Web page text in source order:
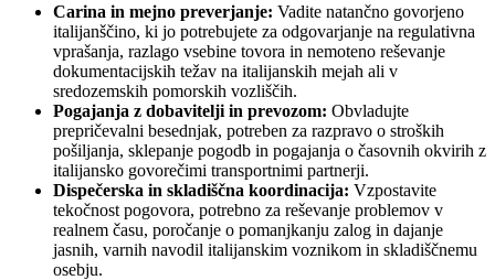
Carina in mejno preverjanje: Vadite natančno govorjeno
italijanščino, ki jo potrebujete za odgovarjanje na regulativna
vprašanja, razlago vsebine tovora in nemoteno reševanje
dokumentacijskih težav na italijanskih mejah ali v
sredozemskih pomorskih vozliščih.
Pogajanja z dobavitelji in prevozom: Obvladujte
prepričevalni besednjak, potreben za razpravo o stroških
pošiljanja, sklepanje pogodb in pogajanja o časovnih okvirih z
italijansko govorečimi transportnimi partnerji.
Dispečerska in skladiščna koordinacija: Vzpostavite
tekočnost pogovora, potrebno za reševanje problemov v
realnem času, poročanje o pomanjkanju zalog in dajanje
jasnih, varnih navodil italijanskim voznikom in skladiščnemu
osebju.